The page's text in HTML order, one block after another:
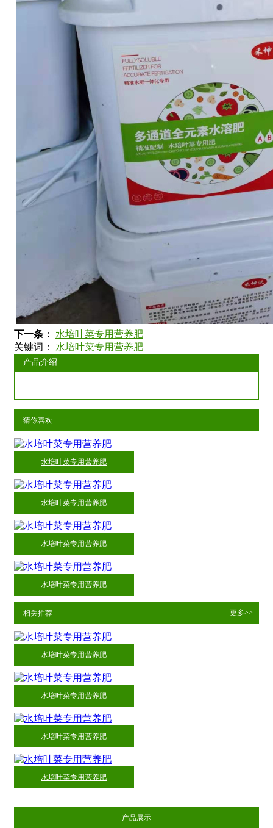
下一条：
水培叶菜专用营养肥
关键词： 水培叶菜专用营养肥
产品介绍
猜你喜欢
水培叶菜专用营养肥
水培叶菜专用营养肥
水培叶菜专用营养肥
水培叶菜专用营养肥
相关推荐 更多>>
水培叶菜专用营养肥
水培叶菜专用营养肥
水培叶菜专用营养肥
水培叶菜专用营养肥
产品展示